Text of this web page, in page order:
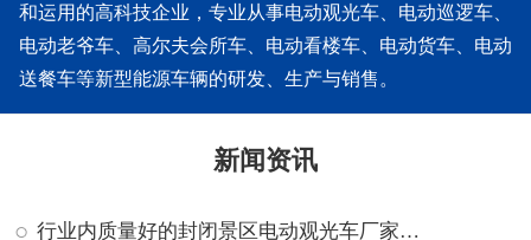
和运用的高科技企业，专业从事电动观光车、电动巡逻车、
电动老爷车、高尔夫会所车、电动看楼车、电动货车、电动
送餐车等新型能源车辆的研发、生产与销售。
新闻资讯
行业内质量好的封闭景区电动观光车厂家排名